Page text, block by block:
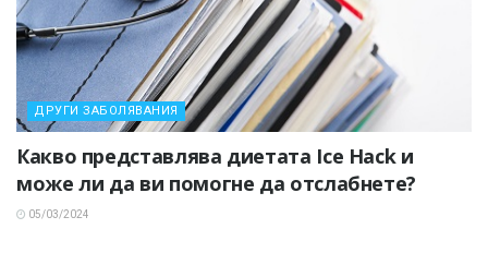
ДРУГИ ЗАБОЛЯВАНИЯ
Какво представлява диетата Ice Hack и
може ли да ви помогне да отслабнете?
05/03/2024